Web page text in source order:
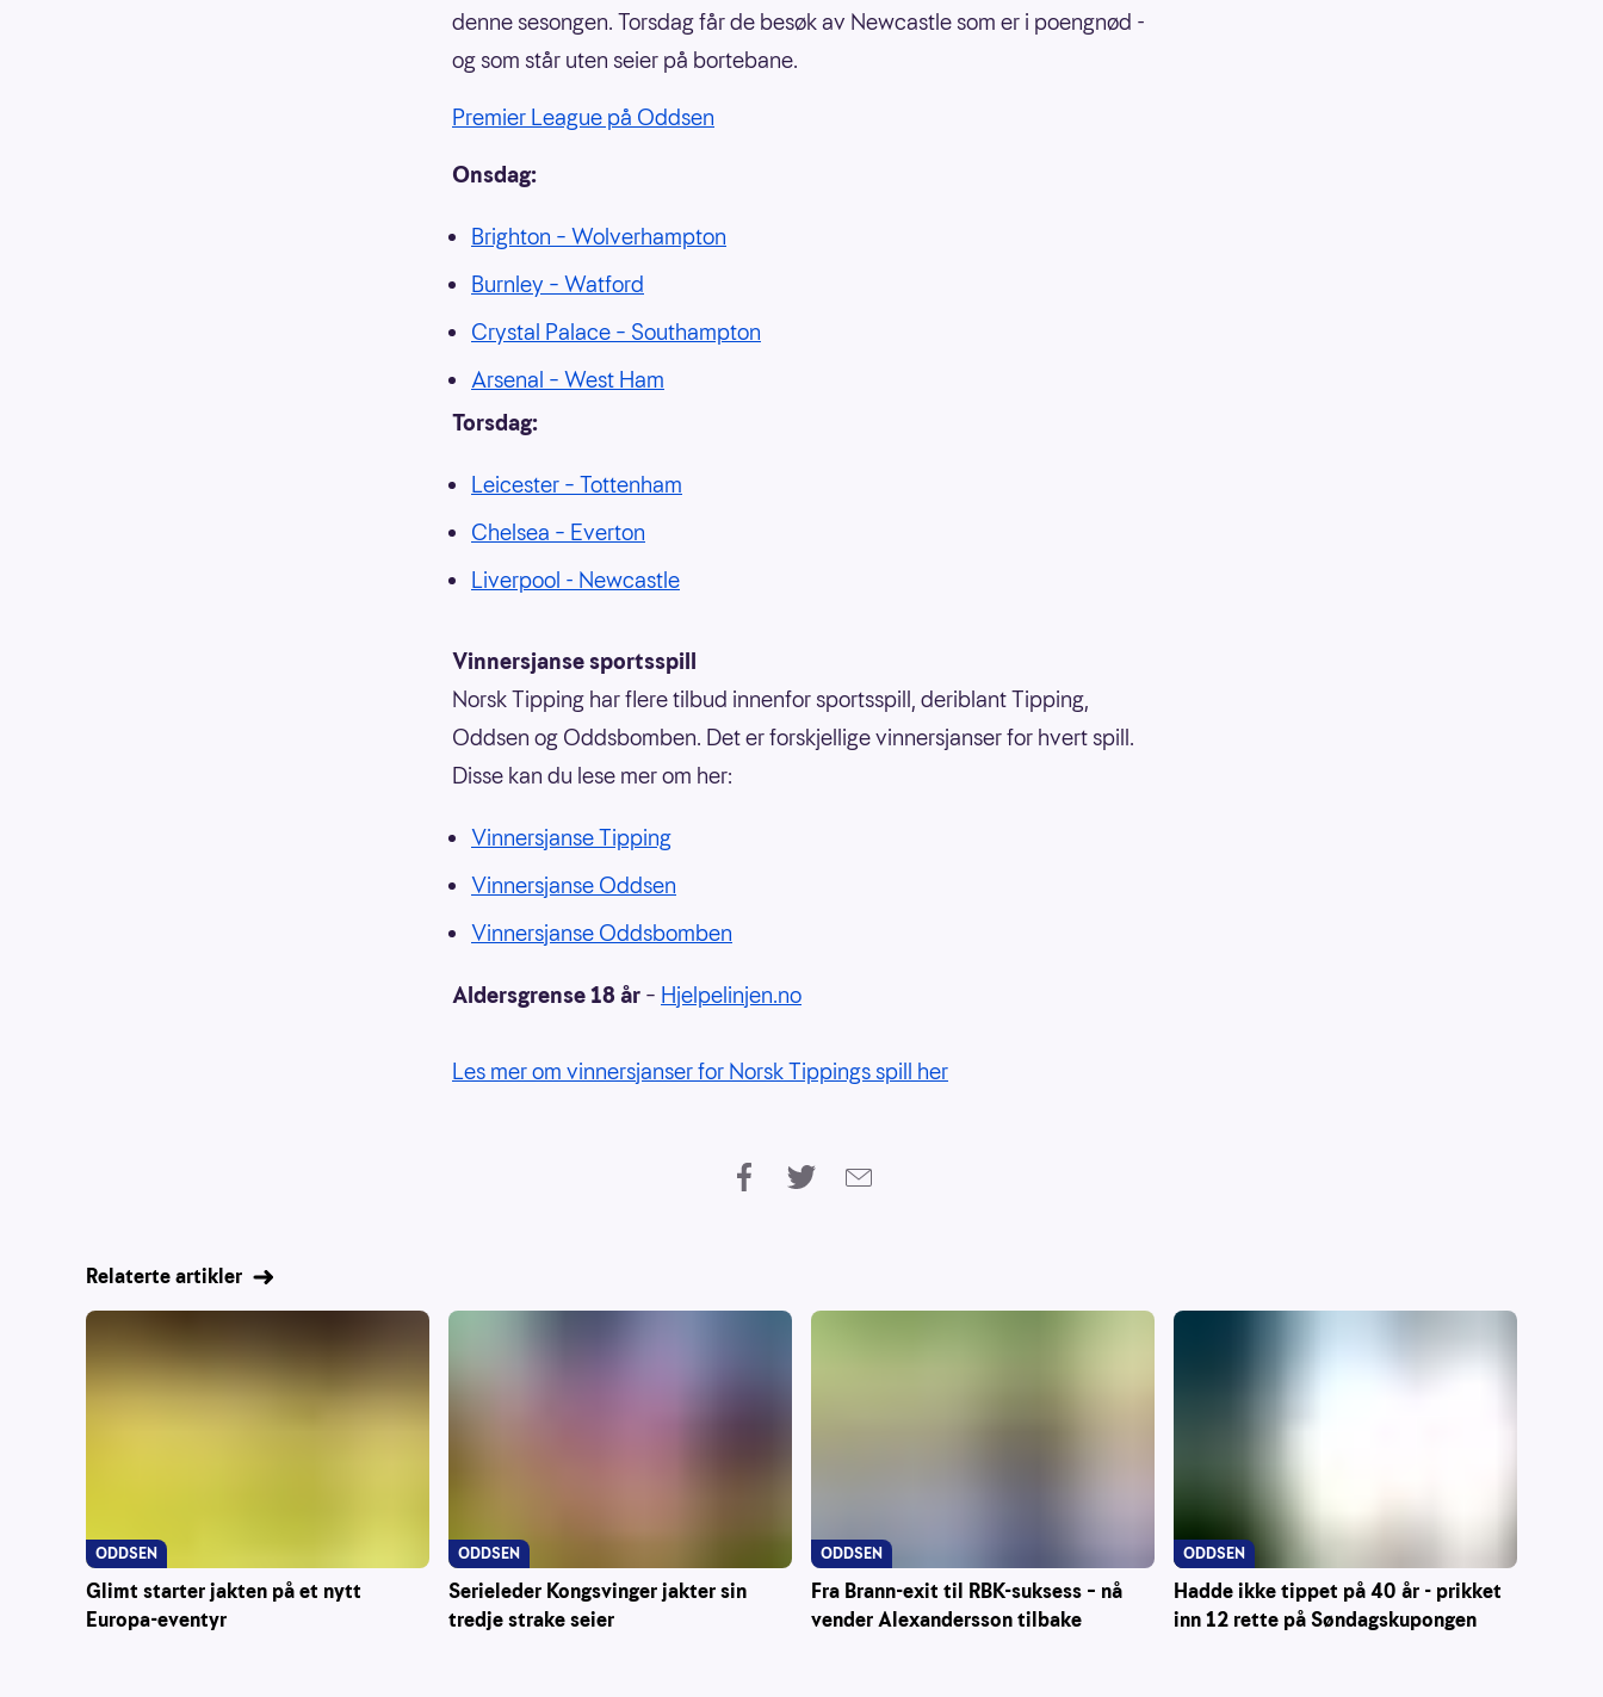
denne sesongen. Torsdag får de besøk av Newcastle som er i poengnød -
og som står uten seier på bortebane.
Premier League på Oddsen
Onsdag:
Brighton – Wolverhampton
Burnley – Watford
Crystal Palace – Southampton
Arsenal – West Ham
Torsdag:
Leicester – Tottenham
Chelsea – Everton
Liverpool - Newcastle
Vinnersjanse sportsspill
Norsk Tipping har flere tilbud innenfor sportsspill, deriblant Tipping,
Oddsen og Oddsbomben. Det er forskjellige vinnersjanser for hvert spill.
Disse kan du lese mer om her:
Vinnersjanse Tipping
Vinnersjanse Oddsen
Vinnersjanse Oddsbomben
Aldersgrense 18 år – Hjelpelinjen.no
Les mer om vinnersjanser for Norsk Tippings spill her
Relaterte artikler
Glimt starter jakten på et nytt
Europa-eventyr
ODDSEN
Serieleder Kongsvinger jakter sin
tredje strake seier
ODDSEN
Fra Brann-exit til RBK-suksess – nå
vender Alexandersson tilbake
ODDSEN
Hadde ikke tippet på 40 år - prikket
inn 12 rette på Søndagskupongen
ODDSEN